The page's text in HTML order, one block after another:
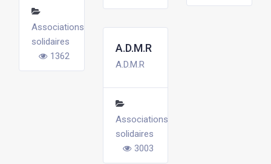
Associations
solidaires
1362
A.D.M.R
A.D.M.R
Associations
solidaires
3003